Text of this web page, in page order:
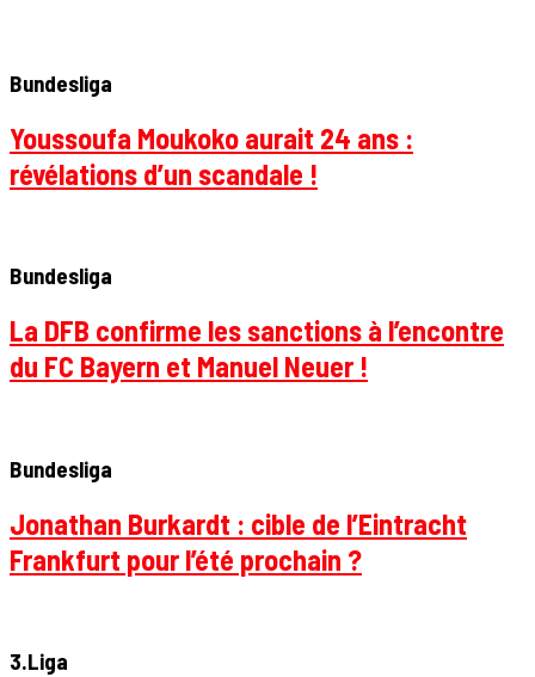
Bundesliga
Youssoufa Moukoko aurait 24 ans :
révélations d’un scandale !
Bundesliga
La DFB confirme les sanctions à l’encontre
du FC Bayern et Manuel Neuer !
Bundesliga
Jonathan Burkardt : cible de l’Eintracht
Frankfurt pour l’été prochain ?
3.Liga